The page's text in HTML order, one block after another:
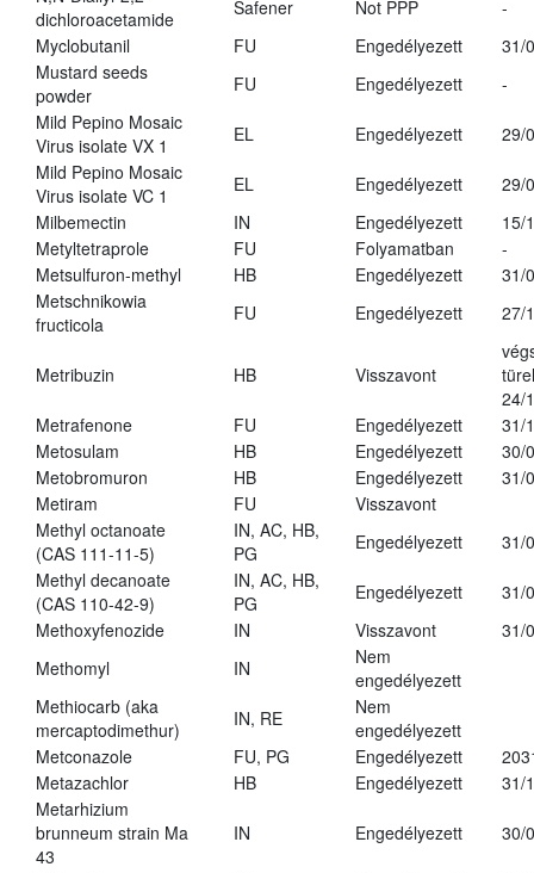
dichloroacetamide
Safener Not PPP
-
Myclobutanil
FU Engedélyezett
31/
Mustard seeds
powder
FU Engedélyezett
-
Mild Pepino Mosaic
Virus isolate VX 1
EL Engedélyezett
29/
Mild Pepino Mosaic
Virus isolate VC 1
EL Engedélyezett
29/
Milbemectin
IN Engedélyezett
15/
Metyltetraprole
FU Folyamatban
-
Metsulfuron-methyl
HB Engedélyezett
31/
Metschnikowia
fructicola
FU Engedélyezett 27/
Metribuzin HB Visszavont
24/
Metrafenone
FU Engedélyezett
31/
Metosulam
HB Engedélyezett
30/
Metobromuron
HB Engedélyezett
31/
Metiram
FU
Visszavont
Methyl octanoate
(CAS 111-11-5)
IN, AC, HB,
PG
Engedélyezett
31/
Methyl decanoate
(CAS 110-42-9)
IN, AC, HB,
PG
Engedélyezett
31/
Methoxyfenozide
IN Visszavont
31/
Methomyl
IN
Nem
engedélyezett
Methiocarb (aka
mercaptodimethur)
IN, RE
Nem
engedélyezett
Metconazole
FU, PG Engedélyezett
Metazachlor
HB Engedélyezett
31/
Metarhizium
brunneum strain Ma
43
IN Engedélyezett 30/